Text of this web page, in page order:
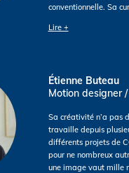
conventionnelle. Sa
Lire +
Étienne Buteau
Motion designer
Sa créativité n’a pas
travaille depuis
différents projets de
pour ne nombreux
une image vaut mille